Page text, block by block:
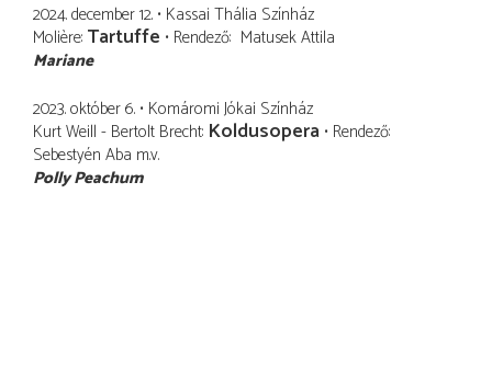
2024. december 12. Kassai Thália Színház
Molière Tartuffe Rendező Matusek Attila
Mariane
2023. október 6. Komáromi Jókai Színház
Kurt Weill - Bertolt Brecht Koldusopera Rendező
Sebestyén Aba m.v.
Polly Peachum